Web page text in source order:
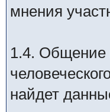
мнения
1.4. Общение
найдет